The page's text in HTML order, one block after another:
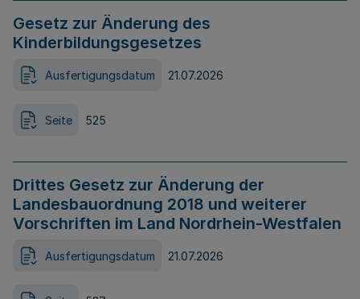
Gesetz zur Änderung des
Kinderbildungsgesetzes
Ausfertigungsdatum 21.07.2026
Seite 525
Drittes Gesetz zur Änderung der
Landesbauordnung 2018 und weiterer
Vorschriften im Land Nordrhein-Westfalen
Ausfertigungsdatum 21.07.2026